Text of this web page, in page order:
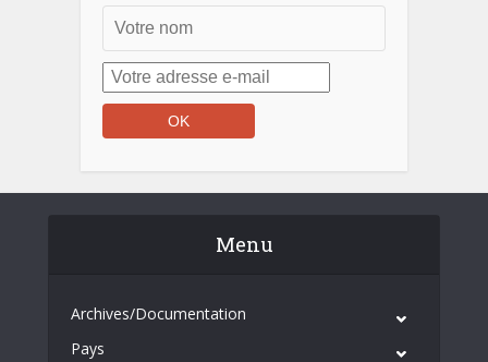
Menu
Archives/Documentation
Pays